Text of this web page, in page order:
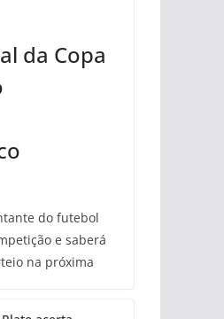
da Copa
do futebol
e saberá
na próxima